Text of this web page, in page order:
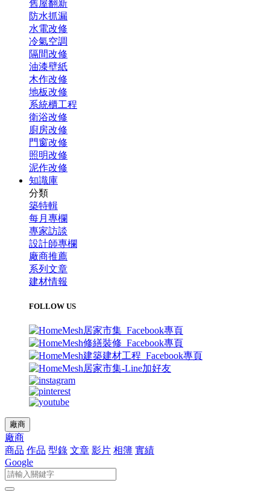
舊屋翻新
防水抓漏
水電改修
冷氣空調
隔間改修
油漆壁紙
木作改修
地板改修
系統櫃工程
衛浴改修
廚房改修
門窗改修
照明改修
泥作改修
知識庫
分類
築特輯
每月專欄
專家訪談
設計師專欄
廠商推薦
系列文章
建材情報
FOLLOW US
廠商
廠商
商品 作品 型錄 文章 影片 相簿 實績
Google